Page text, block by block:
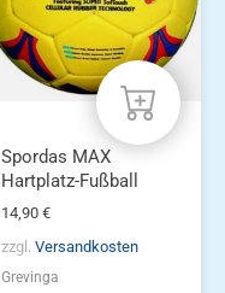
Spordas MAX
Hartplatz-Fußball
14,90 €
zzgl. Versandkosten
Grevinga